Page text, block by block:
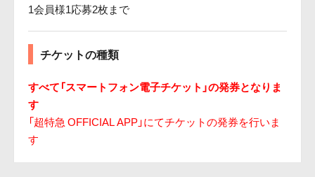
1会員様1応募2枚まで
チケットの種類
すべて「スマートフォン電子チケット」の発券となりま
す
「超特急 OFFICIAL APP」にてチケットの発券を行いま
す